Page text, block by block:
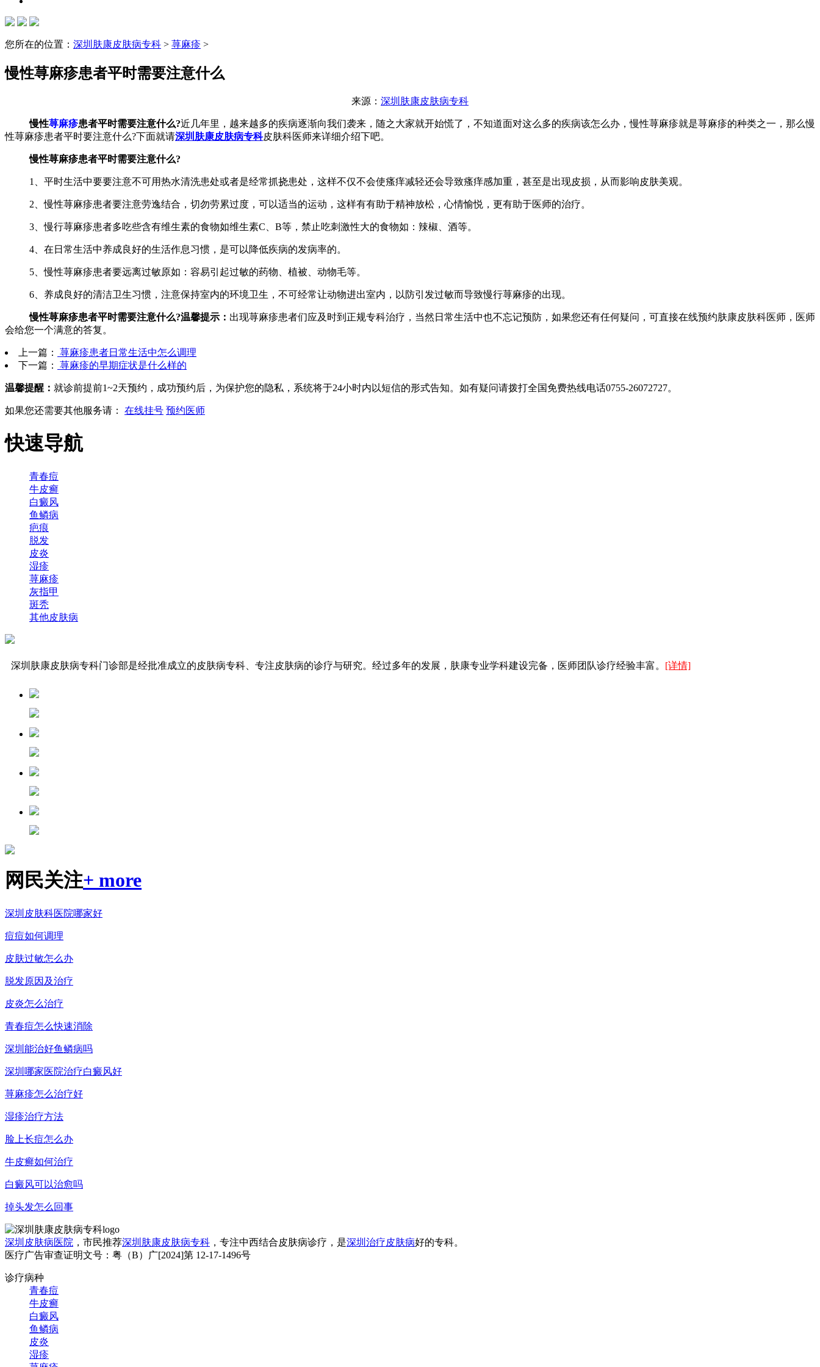
您所在的位置： 深圳肤康皮肤病专科 > 荨麻疹 >
慢性荨麻疹患者平时需要注意什么
来源： 深圳肤康皮肤病专科
慢性荨麻疹患者平时需要注意什么?近几年里，越来越多的疾病逐渐向我们袭来，随之大家就开始慌了，不知道面对这么多的疾病该怎么办，慢性荨麻疹就是荨麻疹的种类之一，那么慢
性荨麻疹患者平时要注意什么?下面就请深圳肤康皮肤病专科皮肤科医师来详细介绍下吧。
慢性荨麻疹患者平时需要注意什么?
1、平时生活中要要注意不可用热水清洗患处或者是经常抓挠患处，这样不仅不会使瘙痒减轻还会导致瘙痒感加重，甚至是出现皮损，从而影响皮肤美观。
2、慢性荨麻疹患者要注意劳逸结合，切勿劳累过度，可以适当的运动，这样有有助于精神放松，心情愉悦，更有助于医师的治疗。
3、慢行荨麻疹患者多吃些含有维生素的食物如维生素C、B等，禁止吃刺激性大的食物如：辣椒、酒等。
4、在日常生活中养成良好的生活作息习惯，是可以降低疾病的发病率的。
5、慢性荨麻疹患者要远离过敏原如：容易引起过敏的药物、植被、动物毛等。
6、养成良好的清洁卫生习惯，注意保持室内的环境卫生，不可经常让动物进出室内，以防引发过敏而导致慢行荨麻疹的出现。
慢性荨麻疹患者平时需要注意什么?温馨提示： 出现荨麻疹患者们应及时到正规专科治疗，当然日常生活中也不忘记预防，如果您还有任何疑问，可直接在线预约肤康皮肤科医师，医师
会给您一个满意的答复。
上一篇：
荨麻疹患者日常生活中怎么调理
下一篇：
荨麻疹的早期症状是什么样的
温馨提醒： 就诊前提前1~2天预约，成功预约后，为保护您的隐私，系统将于24小时内以短信的形式告知。如有疑问请拨打全国免费热线电话0755-26072727。
如果您还需要其他服务请： 在线挂号 预约医师
快速导航
青春痘
牛皮癣
白癜风
鱼鳞病
疤痕
脱发
皮炎
湿疹
荨麻疹
灰指甲
斑秃
其他皮肤病
深圳肤康皮肤病专科门诊部是经批准成立的皮肤病专科、专注皮肤病的诊疗与研究。经过多年的发展，肤康专业学科建设完备，医师团队诊疗经验丰富。 [详情]
网民关注+ more
深圳皮肤科医院哪家好
痘痘如何调理
皮肤过敏怎么办
脱发原因及治疗
皮炎怎么治疗
青春痘怎么快速消除
深圳能治好鱼鳞病吗
深圳哪家医院治疗白癜风好
荨麻疹怎么治疗好
湿疹治疗方法
脸上长痘怎么办
牛皮癣如何治疗
白癜风可以治愈吗
掉头发怎么回事
深圳皮肤病医院 ，市民推荐深圳肤康皮肤病专科 ，专注中西结合皮肤病诊疗，是深圳治疗皮肤病好的专科。
医疗广告审查证明文号：粤（B）广[2024]第 12-17-1496号
诊疗病种
青春痘
牛皮癣
白癜风
鱼鳞病
皮炎
湿疹